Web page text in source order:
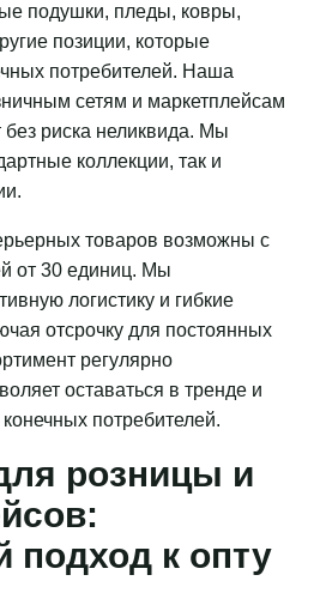
подушки, пледы, ковры,
позиции, которые
потребителей. Наша
сетям и маркетплейсам
риска неликвида. Мы
коллекции, так и
товаров возможны с
от 30 единиц. Мы
логистику и гибкие
отсрочку для постоянных
регулярно
оставаться в тренде и
потребителей.
розницы и
подход к опту